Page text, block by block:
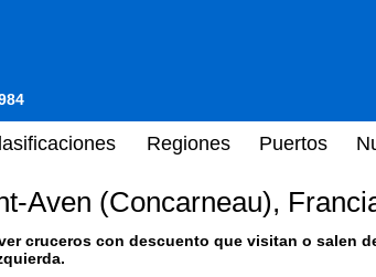
Regiones Puertos
Aven (Concarneau),
cruceros con descuento que visitan o salen